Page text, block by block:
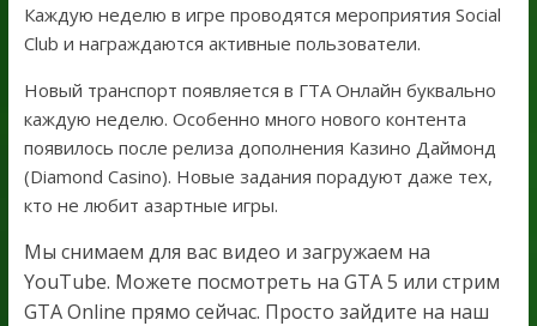
Каждую неделю в игре проводятся мероприятия Social
Club и награждаются активные пользователи.
Новый транспорт появляется в ГТА Онлайн буквально
каждую неделю. Особенно много нового контента
появилось после релиза дополнения Казино Даймонд
(Diamond Casino). Новые задания порадуют даже тех,
кто не любит азартные игры.
Мы снимаем для вас видео и загружаем на
YouTube. Можете посмотреть на GTA 5 или стрим
GTA Online прямо сейчас. Просто зайдите на наш